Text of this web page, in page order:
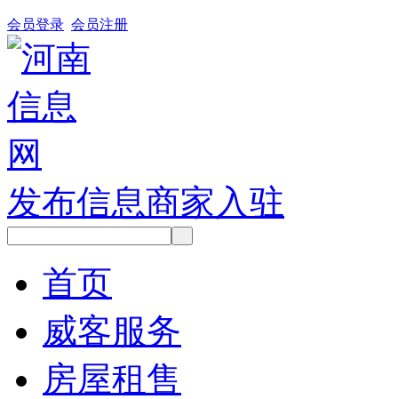
会员登录 会员注册
发布信息商家入驻
首页
威客服务
房屋租售